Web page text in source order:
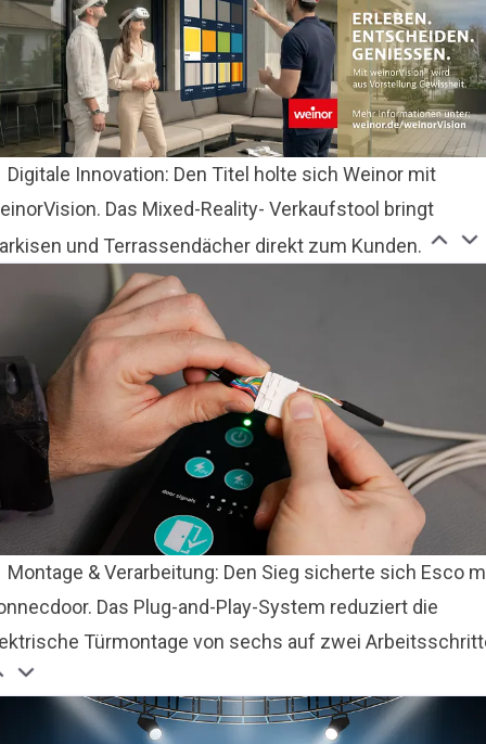
Digitale Innovation: Den Titel holte sich Weinor mit
Das Mixed-Reality- Verkaufstool bringt
und Terrassendächer direkt zum Kunden.
Montage & Verarbeitung: Den Sieg sicherte sich Esco
Das Plug-and-Play-System reduziert die
Türmontage von sechs auf zwei